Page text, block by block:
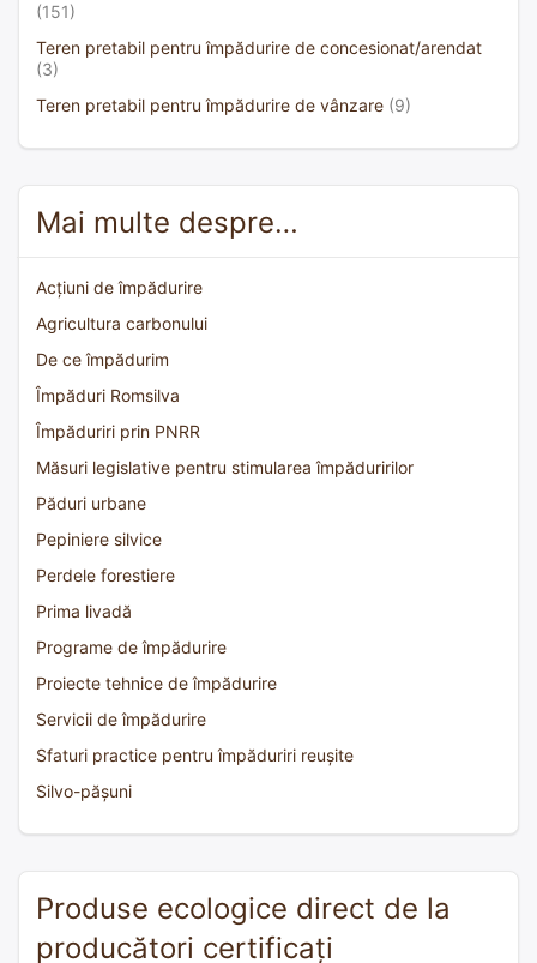
(151)
Teren pretabil pentru împădurire de concesionat/arendat
(3)
Teren pretabil pentru împădurire de vânzare (9)
Mai multe despre…
Acțiuni de împădurire
Agricultura carbonului
De ce împădurim
Împăduri Romsilva
Împăduriri prin PNRR
Măsuri legislative pentru stimularea împăduririlor
Păduri urbane
Pepiniere silvice
Perdele forestiere
Prima livadă
Programe de împădurire
Proiecte tehnice de împădurire
Servicii de împădurire
Sfaturi practice pentru împăduriri reușite
Silvo-pășuni
Produse ecologice direct de la
producători certificați